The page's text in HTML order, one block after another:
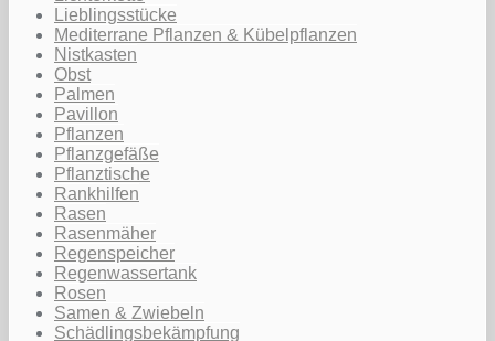
Lieblingsstücke
Mediterrane Pflanzen & Kübelpflanzen
Nistkasten
Obst
Palmen
Pavillon
Pflanzen
Pflanzgefäße
Pflanztische
Rankhilfen
Rasen
Rasenmäher
Regenspeicher
Regenwassertank
Rosen
Samen & Zwiebeln
Schädlingsbekämpfung